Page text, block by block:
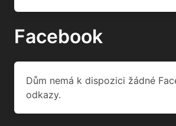
Facebook
Dům nemá k dispozici žádné
odkazy.